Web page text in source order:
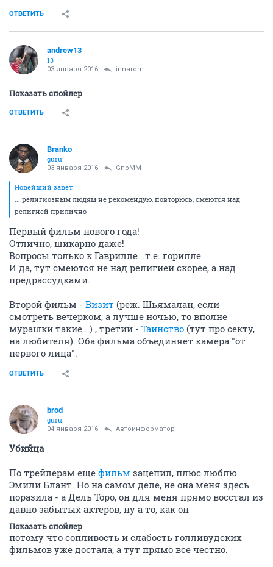
ОТВЕТИТЬ
andrew13
13
03 января 2016 innarom
Показать спойлер
ОТВЕТИТЬ
Branko
guru
03 января 2016 GnoMM
Новейший завет
... религиозным людям не рекомендую, повторюсь, смеются над
религией прилично
Первый фильм нового года!
Отлично, шикарно даже!
Вопросы только к Гаврилле...т.е. горилле
И да, тут смеются не над религией скорее, а над
предрассудками.
Второй фильм - Визит (реж. Шьямалан, если
смотреть вечерком, а лучше ночью, то вполне
мурашки такие...) , третий - Таинство (тут про секту,
на любителя). Оба фильма объединяет камера "от
первого лица".
ОТВЕТИТЬ
brod
guru
04 января 2016 Автоинформатор
Убийца
По трейлерам еще фильм зацепил, плюс люблю
Эмили Блант. Но на самом деле, не она меня здесь
поразила - а Дель Торо, он для меня прямо восстал из
давно забытых актеров, ну а то, как он
Показать спойлер
потому что сопливость и слабость голливудских
фильмов уже достала, а тут прямо все честно.